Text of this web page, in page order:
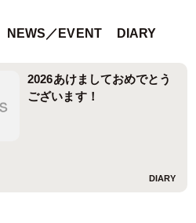
NEWS／EVENT DIARY
2026あけましておめでとう
ございます！
DIARY